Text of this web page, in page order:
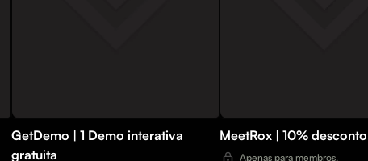
GetDemo | 1 Demo interativa
gratuita
MeetRox | 10% desconto
Apenas para membros.